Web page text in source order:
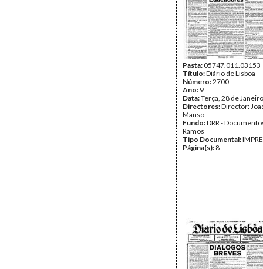
Pasta:05747.011.03153
Título:Diário de Lisboa
Número:2700
Ano: 9
Data:Terça, 28 de
Directores:Director:
Manso
Fundo:DRR -
Ramos
Tipo Documental:
Página(s): 8